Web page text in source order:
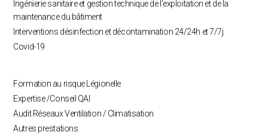
Ingénierie sanitaire et gestion technique de l’exploitation et de la
maintenance du bâtiment
Interventions désinfection et décontamination 24/24h et 7/7j
Covid-19
Formation au risque Légionelle
Expertise /Conseil QAI
Audit Réseaux Ventilation / Climatisation
Autres prestations